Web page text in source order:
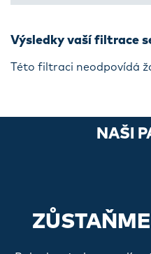
Výsledky vaší filtrace
Této filtraci neodpovídá
NAŠI